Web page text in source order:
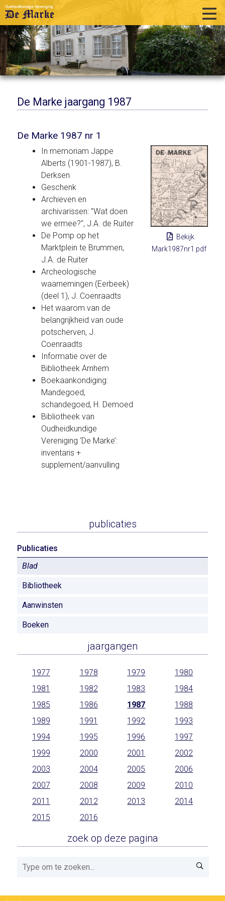
home
historie
activiteiten
contact
De Marke jaargang 1987
De Marke 1987 nr 1
Bekijk
Mark1987nr1.pdf
In memoriam Jappe
Alberts (1901-1987), B.
Derksen
Geschenk
Archieven en
archivarissen: "Wat doen
we ermee?", J.A. de Ruiter
De Pomp op het
Marktplein te Brummen,
J.A. de Ruiter
Archeologische
waarnemingen (Eerbeek)
(deel 1), J. Coenraadts
Het waarom van de
belangrijkheid van oude
potscherven, J.
Coenraadts
Informatie over de
Bibliotheek Arnhem
Boekaankondiging:
Mandegoed,
schandegoed, H. Demoed
Bibliotheek van
Oudheidkundige
Vereniging ‘De Marke’:
inventaris +
supplement/aanvulling
publicaties
Publicaties
Blad
Bibliotheek
Aanwinsten
Boeken
jaargangen
1977 1978 1979
1980
1981
1982 1983
1984
1985
1986 1987
1988
1989
1991 1992
1993
1994
1995 1996
1997
1999
2000 2001
2002
2003
2004 2005
2006
2007
2008 2009
2010
2011
2012 2013
2014
2015
2016
zoek op deze pagina
Zoeken!